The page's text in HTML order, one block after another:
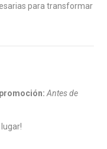
para transformar
Antes de